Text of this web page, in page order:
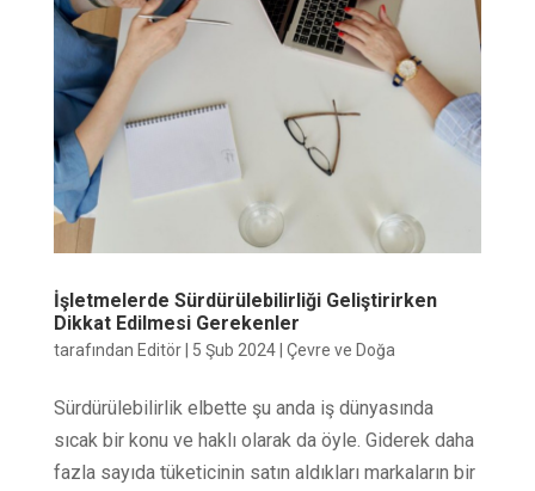
İşletmelerde Sürdürülebilirliği Geliştirirken
Dikkat Edilmesi Gerekenler
tarafından Editör| 5 Şub 2024| Çevre ve Doğa
Sürdürülebilirlik elbette şu anda iş dünyasında
sıcak bir konu ve haklı olarak da öyle. Giderek daha
fazla sayıda tüketicinin satın aldıkları markaların bir